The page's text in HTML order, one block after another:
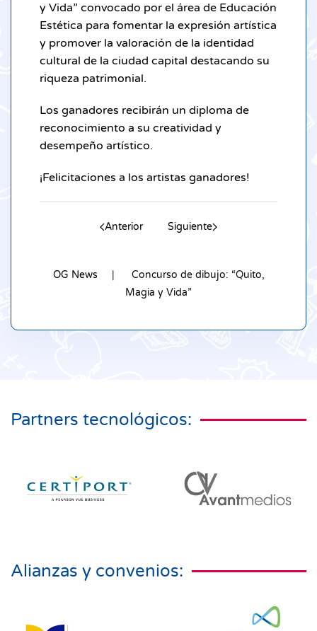
y Vida” convocado por el área de Educación
Estética para fomentar la expresión artística
y promover la valoración de la identidad
cultural de la ciudad capital destacando su
riqueza patrimonial.
Los ganadores recibirán un diploma de
reconocimiento a su creatividad y
desempeño artístico.
¡Felicitaciones a los artistas ganadores!
Anterior Siguiente
OG News
Concurso de dibujo: “Quito,
Magia y Vida”
Partners tecnológicos:
Alianzas y convenios: